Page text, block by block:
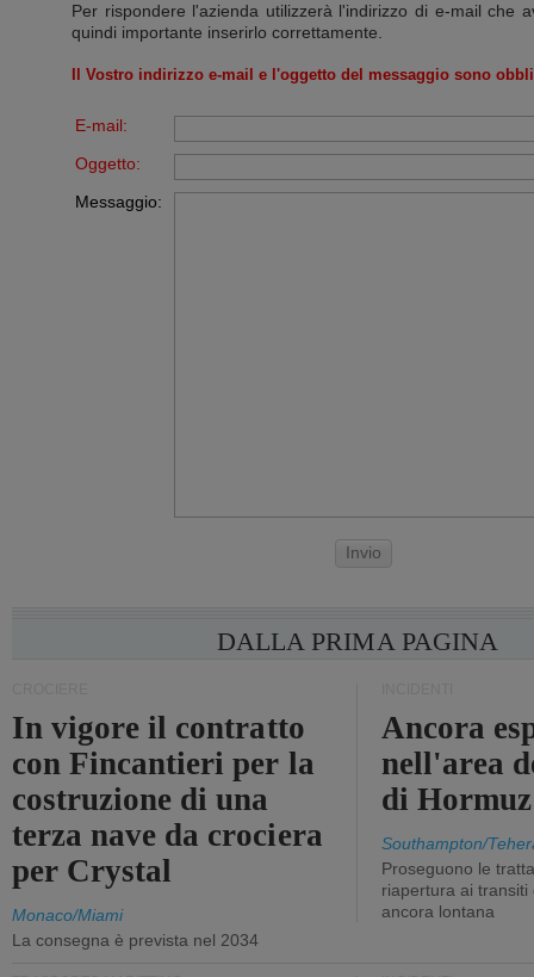
Per rispondere l'azienda utilizzerà l'indirizzo di e-mail che
quindi importante inserirlo correttamente.
Il Vostro indirizzo e-mail e l'oggetto del messaggio sono
E-mail:
Oggetto:
Messaggio:
Invio
DALLA PRIMA PAGINA
In vigore il contratto
con Fincantieri per la
costruzione di una
terza nave da crociera
per Crystal
Monaco/Miami
La consegna è prevista nel 2034
Ancora
nell'area
di Hormuz
Southampton/
Proseguono le
riapertura ai
ancora lontana